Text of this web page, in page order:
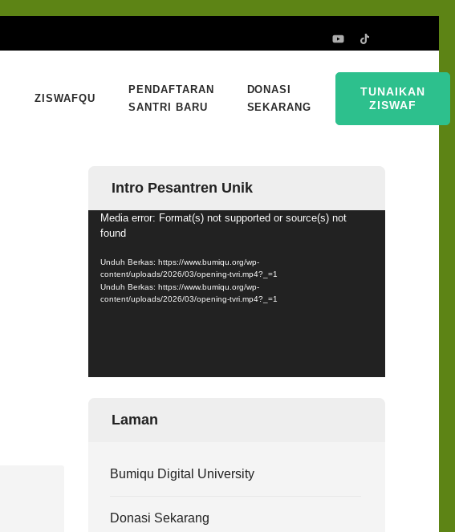
ZISWAFQU
PENDAFTARAN
SANTRI BARU
DONASI
SEKARANG
TUNAIKAN
ZISWAF
Intro Pesantren Unik
Pemutar
Video
Media error: Format(s) not supported or source(s) not
found
Unduh Berkas: https://www.bumiqu.org/wp-
content/uploads/2026/03/opening-tvri.mp4?_=1
Unduh Berkas: https://www.bumiqu.org/wp-
content/uploads/2026/03/opening-tvri.mp4?_=1
Laman
Bumiqu Digital University
Donasi Sekarang